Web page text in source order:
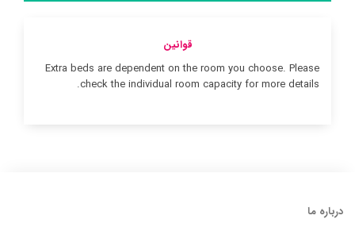
قوانین
Extra beds are dependent on the room you choose. Please
check the individual room capacity for more details.
درباره ما